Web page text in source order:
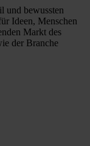
und bewussten
Ideen, Menschen
Markt des
der Branche